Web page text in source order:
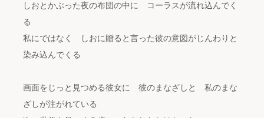
しおとかぶった夜の布団の中に コーラスが流れ込んでく
る
私にではなく しおに贈ると言った彼の意図がじんわりと
染み込んでくる
画面をじっと見つめる彼女に 彼のまなざしと 私のまな
ざしが注がれている